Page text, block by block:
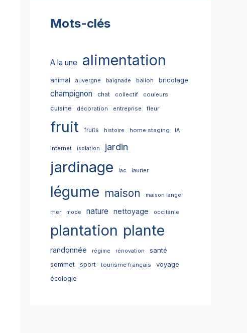
Mots-clés
A la une alimentation
animal auvergne baignade ballon bricolage
champignon chat collectif couleurs
cuisine décoration entreprise fleur
fruit fruits histoire home staging IA
internet isolation jardin
jardinage lac laurier
légume maison maison langel
mer mode nature nettoyage occitanie
plantation plante
randonnée régime rénovation
santé
sommet
sport tourisme français
voyage
écologie